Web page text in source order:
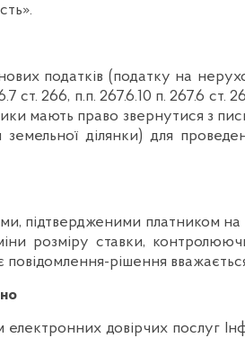
податків (податку на
266, п.п. 267.6.10 п. 267.6 ст.
мають право звернутися з
ділянки) для
платником на
розміру ставки,
рішення
електронних довірчих послуг